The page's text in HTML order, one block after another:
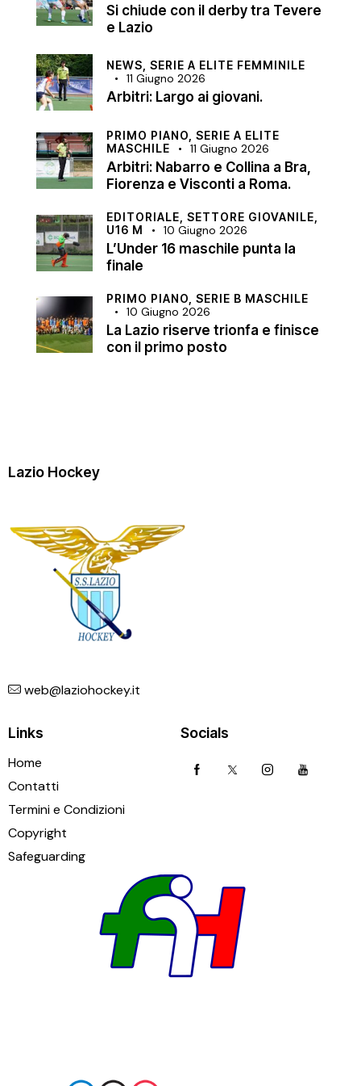
Si chiude con il derby tra Tevere
e Lazio
NEWS, SERIE A ELITE FEMMINILE
11 Giugno 2026
Arbitri: Largo ai giovani.
PRIMO PIANO, SERIE A ELITE
MASCHILE
11 Giugno 2026
Arbitri: Nabarro e Collina a Bra,
Fiorenza e Visconti a Roma.
EDITORIALE, SETTORE GIOVANILE,
U16 M
10 Giugno 2026
L’Under 16 maschile punta la
finale
PRIMO PIANO, SERIE B MASCHILE
10 Giugno 2026
La Lazio riserve trionfa e finisce
con il primo posto
Lazio Hockey
web@laziohockey.it
Links
Home
Contatti
Termini e Condizioni
Copyright
Safeguarding
Socials